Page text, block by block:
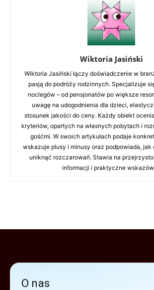
Wiktoria Jasiński
Wiktoria Jasiński łączy doświadczenie w
pasją do podróży rodzinnych. Specjalizuje
noclegów – od pensjonatów po większe
uwagę na udogodnienia dla dzieci,
stosunek jakości do ceny. Każdy obiekt
kryteriów, opartych na własnych pobytach i
gośćmi. W swoich artykułach podaje
wskazuje plusy i minusy oraz podpowiada,
uniknąć rozczarowań. Stawia na
informacji i praktyczne
O nas